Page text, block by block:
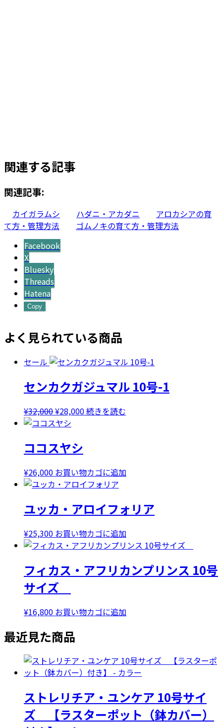
関連する記事
関連記事:
カイガラムシ ハダニ・アカダニ
アロカシアの育
て方・管理方法
ゴムノキの育て方・管理方法
Facebook
X
Bluesky
Threads
Hatena
Copy
よく見られている商品
セール
センカクガジュマル 10号-1
¥32,000元
の
格
は
¥32,000
で
た。
¥28,000現
は
¥28,000
す。
続きを読む
ココスヤシ
¥26,000 お買い物カゴに追加
ユッカ・アロイフォリア
¥25,300 お買い物カゴに追加
フィカス・アフリカンプリンス 10号
サイズ
¥16,800 お買い物カゴに追加
最近見た商品
ストレリチア・ユンケア 10号サイ
ズ 【ラスターポット（鉢カバー）